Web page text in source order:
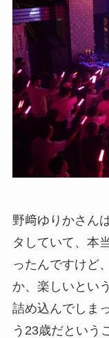
野﨑ゆりかさん
タしていて、本
ったんですけど
か、楽しいとい
詰め込んでしま
う23歳だという